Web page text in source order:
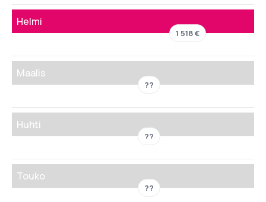
Helmi
1 518 €
Maalis
??
Huhti
??
Touko
??